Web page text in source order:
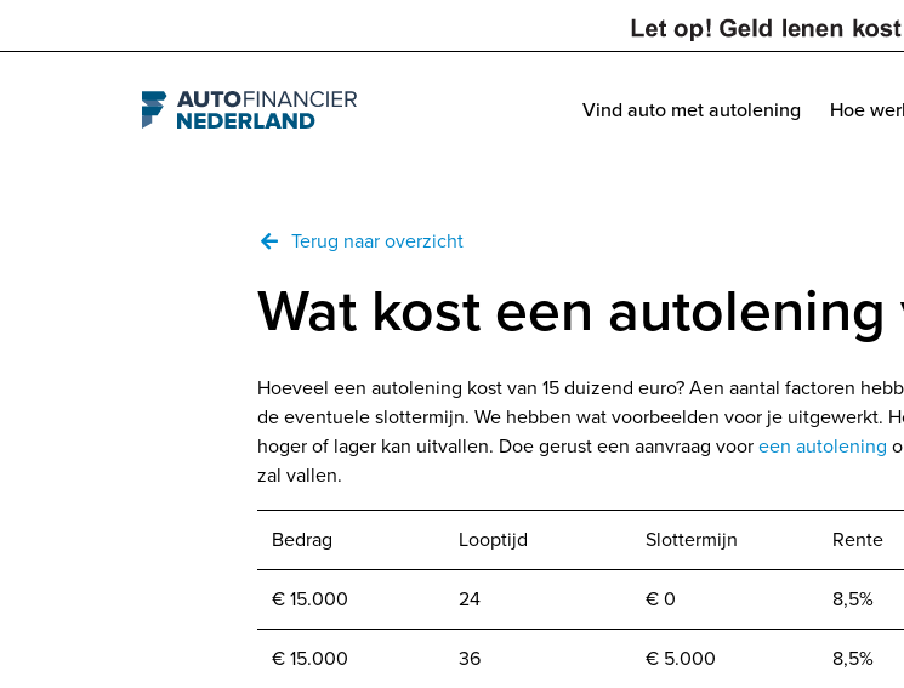
Navigation Vind auto met autolening Hoe
Terug naar overzicht
Wat kost een
Hoeveel een autolening kost van 15 duizend euro? Aen aantal factoren
de eventuele slottermijn. We hebben wat voorbeelden voor je uitgewerkt.
hoger of lager kan uitvallen. Doe gerust een aanvraag vooreen autolening
zal vallen.
Bedrag Looptijd Slottermijn Rente
€ 15.000 24 € 0 8,5%
€ 15.000 36 € 5.000 8,5%